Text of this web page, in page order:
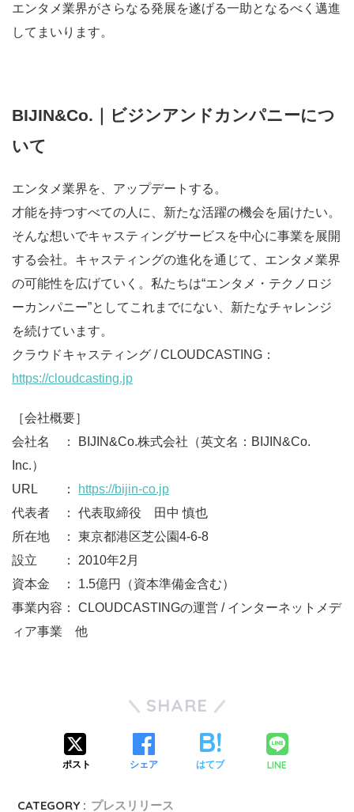
エンタメ業界がさらなる発展を遂げる一助となるべく邁進
してまいります。
BIJIN&Co.｜ビジンアンドカンパニーにつ
いて
エンタメ業界を、アップデートする。
才能を持つすべての人に、新たな活躍の機会を届けたい。
そんな想いでキャスティングサービスを中心に事業を展開
する会社。キャスティングの進化を通じて、エンタメ業界
の可能性を広げていく。私たちは“エンタメ・テクノロジ
ーカンパニー”としてこれまでにない、新たなチャレンジ
を続けています。
クラウドキャスティング / CLOUDCASTING：
https://cloudcasting.jp
［会社概要］
会社名 ： BIJIN&Co.株式会社（英文名：BIJIN&Co.
Inc.）
URL ：
https://bijin-co.jp
代表者 ： 代表取締役 田中 慎也
所在地 ： 東京都港区芝公園4-6-8
設立 ： 2010年2月
資本金 ： 1.5億円（資本準備金含む）
事業内容： CLOUDCASTINGの運営 / インターネットメデ
ィア事業 他
SHARE
ポスト シェア はてブ LINE
CATEGORY : プレスリリース